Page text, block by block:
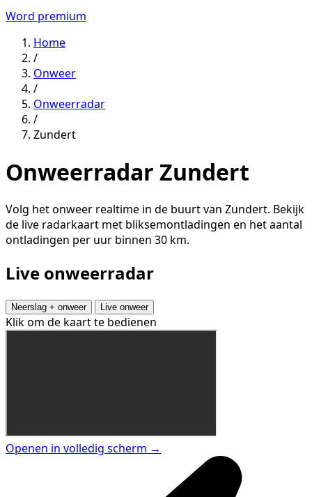
Word premium
Home
/
Onweer
/
Onweerradar
/
Zundert
Onweerradar Zundert
Volg het onweer realtime in de buurt van Zundert. Bekijk
de live radarkaart met bliksemontladingen en het aantal
ontladingen per uur binnen 30 km.
Live onweerradar
Neerslag + onweer Live onweer
Klik om de kaart te bedienen
Openen in volledig scherm →